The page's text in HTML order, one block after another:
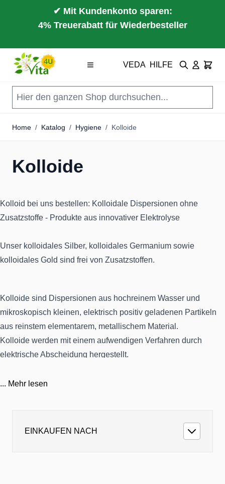
✔ Mit Kundenkonto sparen:
4% Treuerabatt für Wiederbesteller
Direkt zum Inhalt
VEDA HILFE Suche Cart
Home / Katalog / Hygiene / Kolloide
Kolloide
Kolloid bei uns bestellen: Kolloidale Dispersionen ohne
Zusatzstoffe - Produkte aus innovativer Elektrolyse
Unser kolloidales Silber, kolloidales Germanium sowie
kolloidales Gold sind frei von Zusatzstoffen.
Kolloide sind Dispersionen aus hochreinem Wasser und
mikroskopisch kleinen, elektrisch positiv geladenen Partikeln
aus reinstem elementarem, metallischem Material.
Kolloide werden mit einem aufwendigen Verfahren durch
elektrische Abscheidung hergestellt.
...
... Mehr lesen
EINKAUFEN NACH